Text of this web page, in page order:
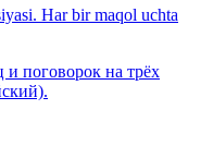
Har bir maqol uchta
поговорок на трёх